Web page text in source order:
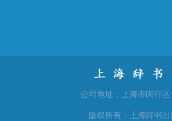
公司地址：上海市闵行
版权所有：上海辞书